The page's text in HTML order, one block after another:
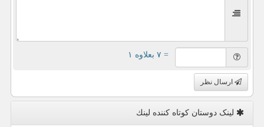
= ۷ بعلاوه ۱
ارسال نظر
لینک دوستان كوتاه كننده لینك